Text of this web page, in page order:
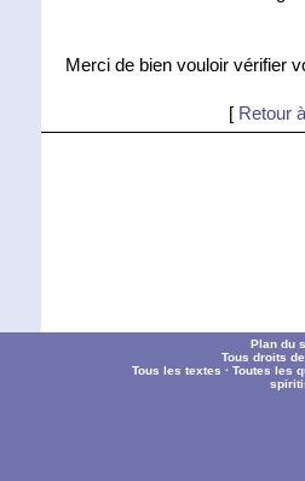
Merci de bien vouloir vérifier
[ Retour
Plan du
Tous droits
Tous les textes ·Toutes les